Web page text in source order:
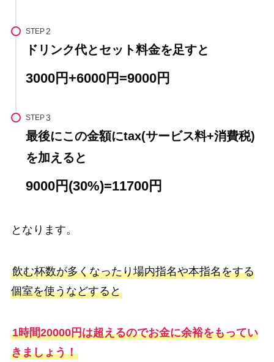
STEP
ドリンク代とセット料金を足すと
3000円+6000円=9000円
STEP
最後にこの金額にtax(サービス料+消費税)
を加えると
9000円(30%)=11700円
となります。
飲む杯数が多くなったり場内指名や本指名をする
個室を使うなどすると
1時間20000円は超えるのでお金に余裕をもってい
きましょう！